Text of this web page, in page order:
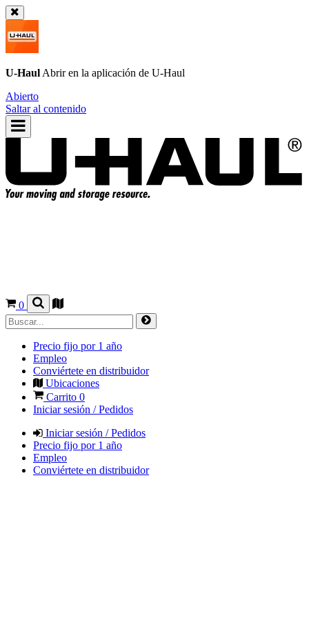
U-Haul Abrir en la aplicación de U-Haul
Abierto
Saltar al contenido
0
Precio fijo por 1 año
Empleo
Conviértete en distribuidor
Ubicaciones
Carrito 0
Iniciar sesión / Pedidos
Iniciar sesión / Pedidos
Precio fijo por 1 año
Empleo
Conviértete en distribuidor